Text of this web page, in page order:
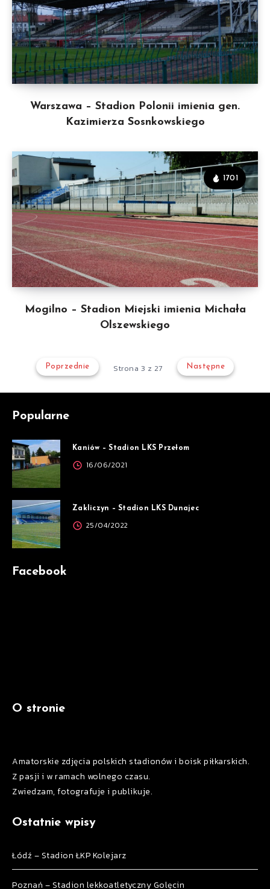
Warszawa – Stadion Polonii imienia gen.
Kazimierza Sosnkowskiego
Mogilno – Stadion Miejski imienia Michała
Olszewskiego
1701
Poprzednie Strona 3 z 27 Następne
Popularne
Kaniów – Stadion LKS Przełom
16/06/2021
Zakliczyn – Stadion LKS Dunajec
25/04/2022
Facebook
O stronie
Amatorskie zdjęcia polskich stadionów i boisk piłkarskich.
Z pasji i w ramach wolnego czasu.
Zwiedzam, fotografuje i publikuje.
Ostatnie wpisy
Łódź – Stadion ŁKP Kolejarz
Poznań – Stadion lekkoatletyczny Golęcin